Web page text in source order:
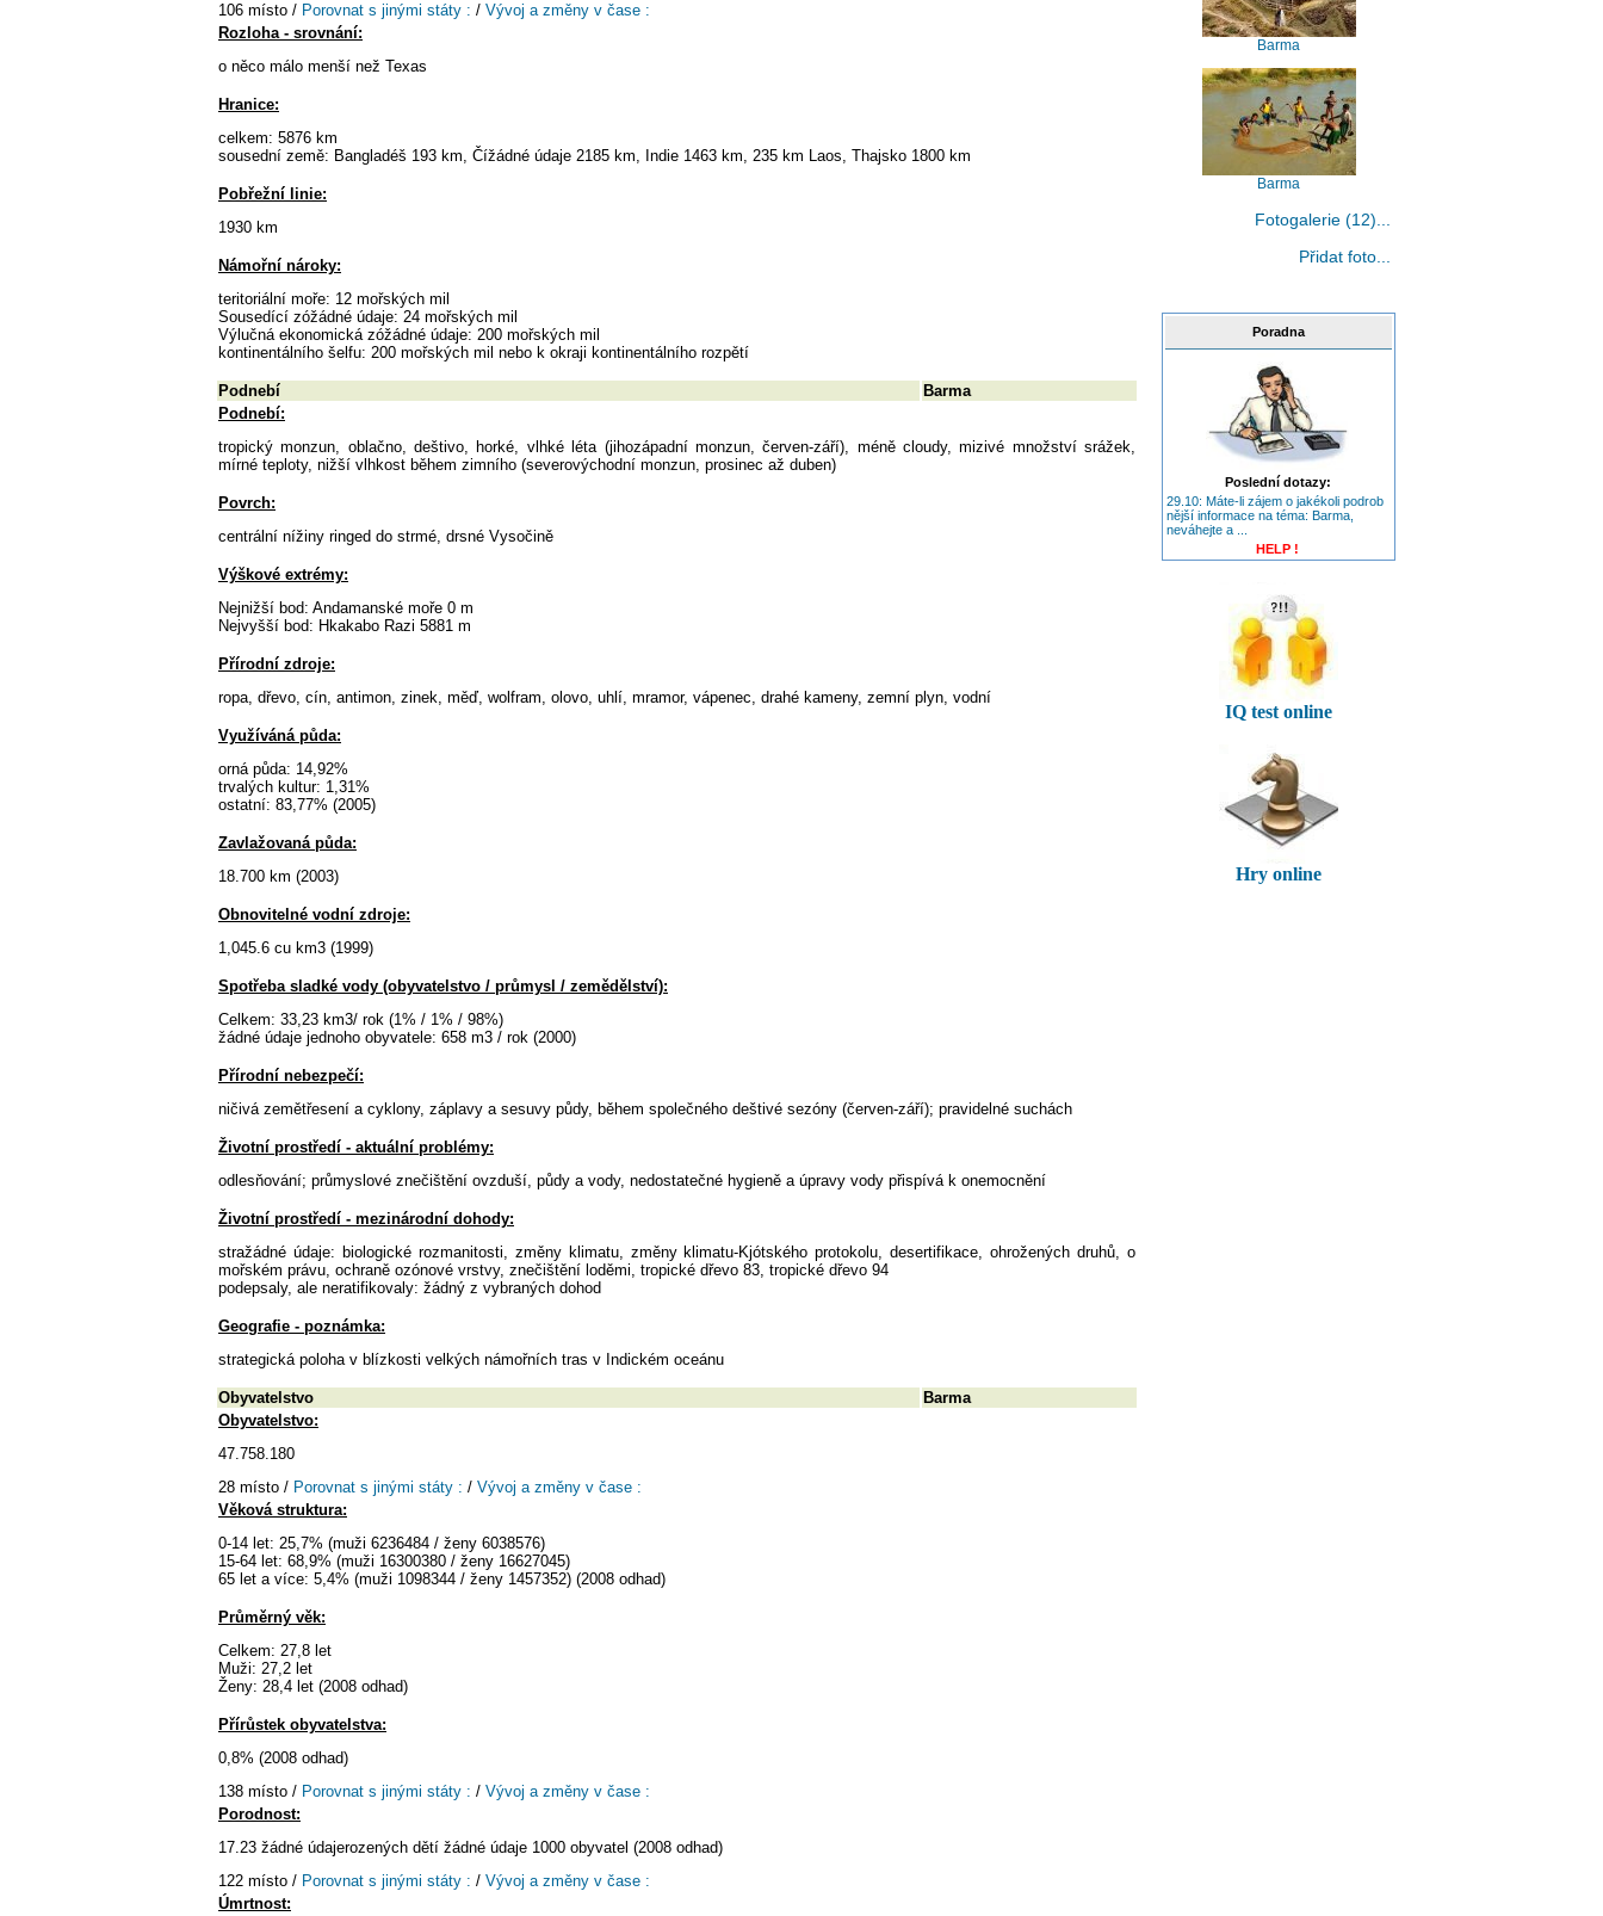
106 místo / Porovnat s jinými státy : / Vývoj a změny v čase :
Rozloha - srovnání:
o něco málo menší než Texas
Hranice:
celkem: 5876 km
sousední země: Bangladéš 193 km, Čížádné údaje 2185 km, Indie 1463 km, 235 km Laos, Thajsko 1800 km
Pobřežní linie:
1930 km
Námořní nároky:
teritoriální moře: 12 mořských mil
Sousedící zóžádné údaje: 24 mořských mil
Výlučná ekonomická zóžádné údaje: 200 mořských mil
kontinentálního šelfu: 200 mořských mil nebo k okraji kontinentálního rozpětí
Podnebí
Barma
Podnebí:
tropický monzun, oblačno, deštivo, horké, vlhké léta (jihozápadní monzun, červen-září), méně cloudy, mizivé množství srážek,
mírné teploty, nižší vlhkost během zimního (severovýchodní monzun, prosinec až duben)
Povrch:
centrální nížiny ringed do strmé, drsné Vysočině
Výškové extrémy:
Nejnižší bod: Andamanské moře 0 m
Nejvyšší bod: Hkakabo Razi 5881 m
Přírodní zdroje:
ropa, dřevo, cín, antimon, zinek, měď, wolfram, olovo, uhlí, mramor, vápenec, drahé kameny, zemní plyn, vodní
Využíváná půda:
orná půda: 14,92%
trvalých kultur: 1,31%
ostatní: 83,77% (2005)
Zavlažovaná půda:
18.700 km (2003)
Obnovitelné vodní zdroje:
1,045.6 cu km3 (1999)
Spotřeba sladké vody (obyvatelstvo / průmysl / zemědělství):
Celkem: 33,23 km3/ rok (1% / 1% / 98%)
žádné údaje jednoho obyvatele: 658 m3 / rok (2000)
Přírodní nebezpečí:
ničivá zemětřesení a cyklony, záplavy a sesuvy půdy, během společného deštivé sezóny (červen-září); pravidelné suchách
Životní prostředí - aktuální problémy:
odlesňování; průmyslové znečištění ovzduší, půdy a vody, nedostatečné hygieně a úpravy vody přispívá k onemocnění
Životní prostředí - mezinárodní dohody:
stražádné údaje: biologické rozmanitosti, změny klimatu, změny klimatu-Kjótského protokolu, desertifikace, ohrožených druhů, o
mořském právu, ochraně ozónové vrstvy, znečištění loděmi, tropické dřevo 83, tropické dřevo 94
podepsaly, ale neratifikovaly: žádný z vybraných dohod
Geografie - poznámka:
strategická poloha v blízkosti velkých námořních tras v Indickém oceánu
Obyvatelstvo
Barma
Obyvatelstvo:
47.758.180
28 místo / Porovnat s jinými státy : / Vývoj a změny v čase :
Věková struktura:
0-14 let: 25,7% (muži 6236484 / ženy 6038576)
15-64 let: 68,9% (muži 16300380 / ženy 16627045)
65 let a více: 5,4% (muži 1098344 / ženy 1457352) (2008 odhad)
Průměrný věk:
Celkem: 27,8 let
Muži: 27,2 let
Ženy: 28,4 let (2008 odhad)
Přírůstek obyvatelstva:
0,8% (2008 odhad)
138 místo / Porovnat s jinými státy : / Vývoj a změny v čase :
Porodnost:
17.23 žádné údajerozených dětí žádné údaje 1000 obyvatel (2008 odhad)
122 místo / Porovnat s jinými státy : / Vývoj a změny v čase :
Úmrtnost:
Barma
Barma
Fotogalerie (12)...
Přidat foto...
Poradna
Poslední dotazy:
29.10: Máte-li zájem o jakékoli podrob
nější informace na téma: Barma,
neváhejte a ...
HELP !
IQ test online
Hry online